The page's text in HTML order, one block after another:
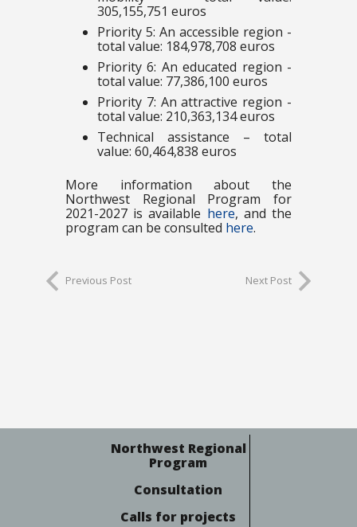
305,155,751 euros
Priority 5: An accessible region -
total value: 184,978,708 euros
Priority 6: An educated region -
total value: 77,386,100 euros
Priority 7: An attractive region -
total value: 210,363,134 euros
Technical assistance – total
value: 60,464,838 euros
More information about the
Northwest Regional Program for
2021-2027 is available here, and the
program can be consulted here.
Previous Post Next Post
Northwest Regional
Program
Consultation
Calls for projects